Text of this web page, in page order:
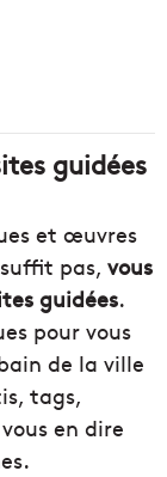
guidées
et œuvres
pas, vous
guidées.
pour vous
de la ville
tags,
en dire